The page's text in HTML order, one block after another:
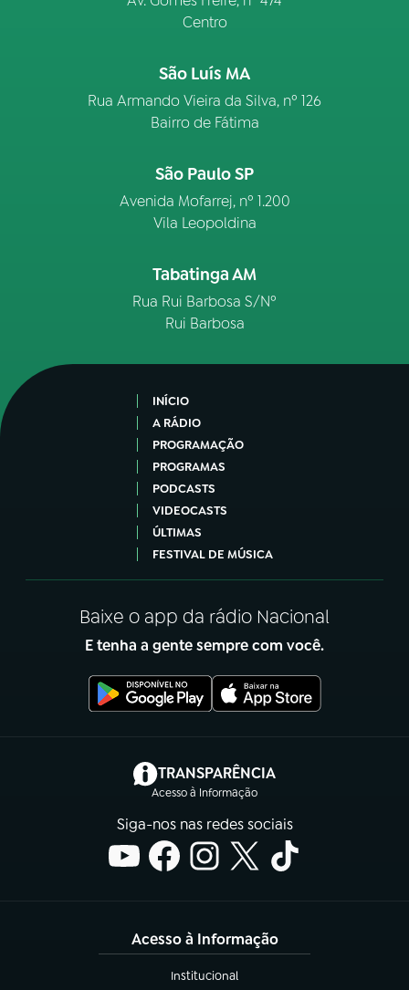
Centro
São Luís MA
Rua Armando Vieira da Silva, nº 126
Bairro de Fátima
São Paulo SP
Avenida Mofarrej, nº 1.200
Vila Leopoldina
Tabatinga AM
Rua Rui Barbosa S/Nº
Rui Barbosa
INÍCIO
A RÁDIO
PROGRAMAÇÃO
PROGRAMAS
PODCASTS
VIDEOCASTS
ÚLTIMAS
FESTIVAL DE MÚSICA
Baixe o app da rádio Nacional
E tenha a gente sempre com você.
TRANSPARÊNCIA
Acesso à Informação
(abre em nova aba)
Siga-nos nas redes sociais
Acesso à Informação
Institucional
(abre em nova aba)